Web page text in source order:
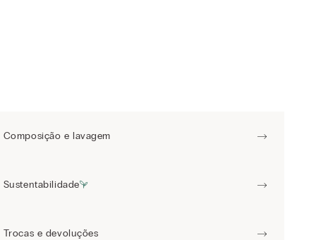
Composição e lavagem
Sustentabilidade
Trocas e devoluções